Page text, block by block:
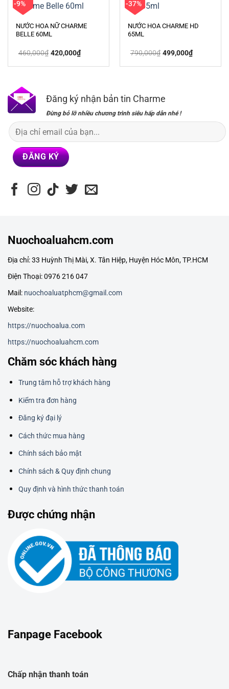
-9%
NƯỚC HOA NỮ CHARME
BELLE 60ML
460,000₫ Giá
gốc
460,000₫.
420,000₫Giá
hiện
là:
-37%
NƯỚC HOA CHARME HD
65ML
790,000₫ Giá
gốc
790,000₫.
499,000₫Giá
hiện
là:
Đăng ký nhận bản tin Charme
Đừng bỏ lỡ nhiều chương trình siêu hấp dẫn nhé !
Nuochoaluahcm.com
Địa chỉ: 33 Huỳnh Thị Mài, X. Tân Hiệp, Huyện Hóc Môn, TP.HCM
Điện Thoại: 0976 216 047
Mail: nuochoaluatphcm@gmail.com
Website:
https://nuochoalua.com
https://nuochoaluahcm.com
Chăm sóc khách hàng
Trung tâm hỗ trợ khách hàng
Kiểm tra đơn hàng
Đăng ký đại lý
Cách thức mua hàng
Chính sách bảo mật
Chính sách & Quy định chung
Quy định và hình thức thanh toán
Được chứng nhận
Fanpage Facebook
Chấp nhận thanh toán